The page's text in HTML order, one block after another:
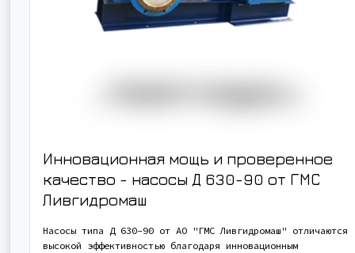
Инновационная мощь и проверенное
качество - насосы Д 630-90 от ГМС
Ливгидромаш
Насосы типа Д 630-90 от АО "ГМС Ливгидромаш" отличаются
высокой эффективностью благодаря инновационным